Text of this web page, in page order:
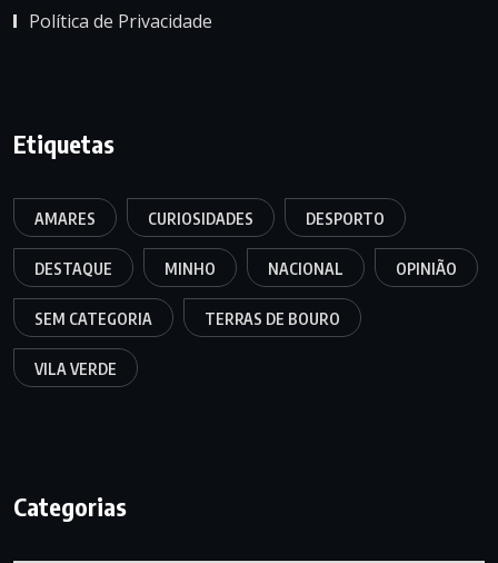
Política de Privacidade
Etiquetas
AMARES CURIOSIDADES DESPORTO
DESTAQUE MINHO NACIONAL OPINIÃO
SEM CATEGORIA TERRAS DE BOURO
VILA VERDE
Categorias